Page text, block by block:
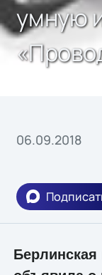
умную
06.09.2018
Берлинская